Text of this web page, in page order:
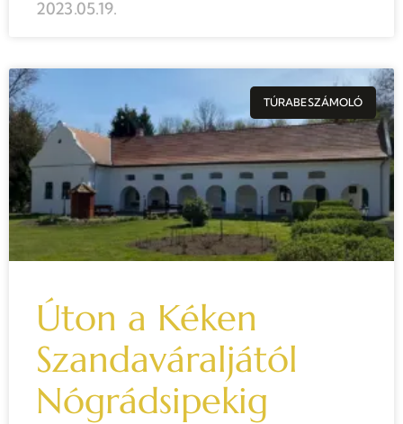
2023.05.19.
TÚRABESZÁMOLÓ
Úton a Kéken
Szandaváraljától
Nógrádsipekig